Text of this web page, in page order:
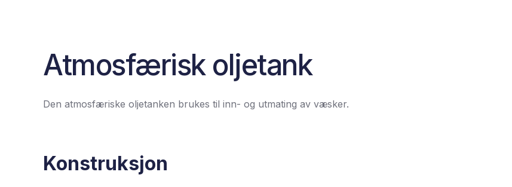
Atmosfærisk oljetank
Den atmosfæriske oljetanken brukes til inn- og utmating av væsker.
Konstruksjon